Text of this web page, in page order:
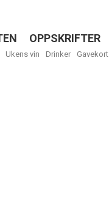
OPPSKRIFTER
Ukens vin Drinker Gavekort